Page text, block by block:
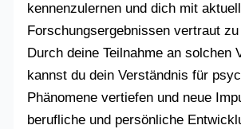
kennenzulernen und dich mit
Forschungsergebnissen vertraut
Durch deine Teilnahme an solchen
kannst du dein Verständnis für
Phänomene vertiefen und neue
berufliche und persönliche